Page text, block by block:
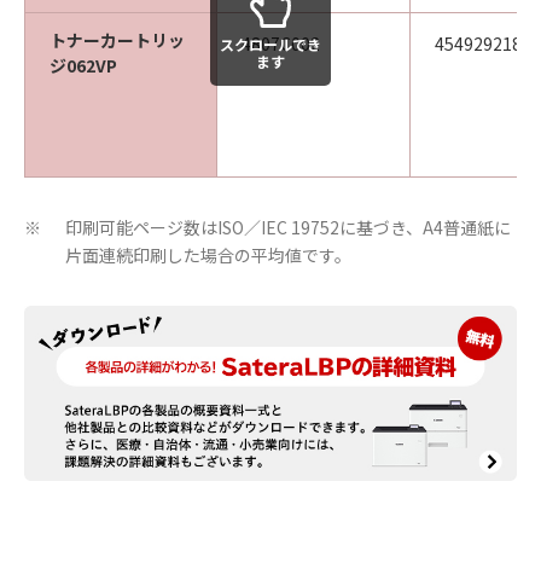
トナーカートリッ
ジ062VP
4807C002
スクロールでき
ます
※
印刷可能ページ数はISO／IEC 19752に基づき、A4普通紙に
片面連続印刷した場合の平均値です。